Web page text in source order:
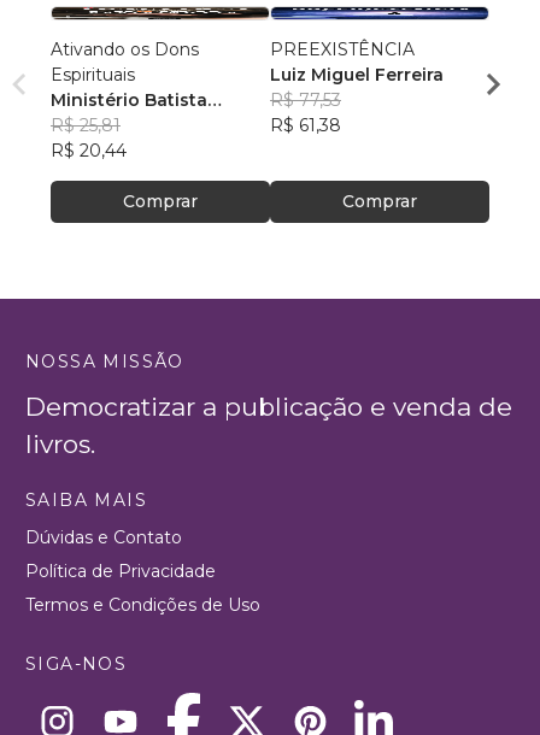
Ativando os Dons
Espirituais
Ministério Batista
Ebenézer
R$ 25,81
R$ 20,44
Comprar
PREEXISTÊNCIA
Luiz Miguel Ferreira
R$ 77,53
R$ 61,38
Comprar
NOSSA MISSÃO
Democratizar a publicação e venda de
livros.
SAIBA MAIS
Dúvidas e Contato
Política de Privacidade
Termos e Condições de Uso
SIGA-NOS